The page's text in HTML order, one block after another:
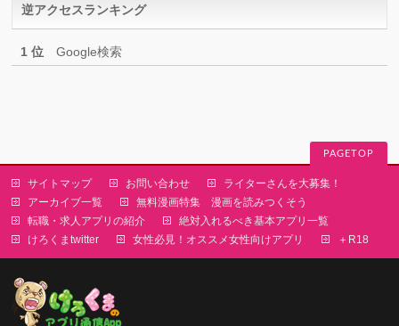
ー逆アクセスランキング
1 位 Google検索
PAGETOP
サイトマップ お問い合わせ
ライターさんを大募集！
アーカイブ一覧
無料漫画特集 漫画を読みつくそう
転職・求人アプリの紹介
絶対入れるべき基本アプリ一覧
けろくまtwitter
女性必見！オススメ女性向けアプリ ＋R18